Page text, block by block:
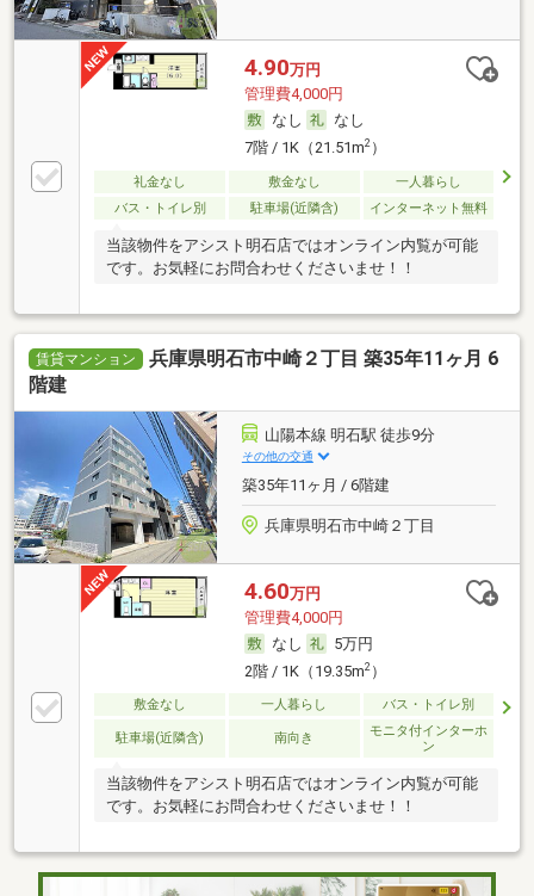
4.90万円
管理費4,000円
なし
なし
7階 / 1K（21.51m2）
礼金なし 敷金なし
一人暮らし
バス・トイレ別
駐車場(近隣含) インターネット無料
当該物件をアシスト明石店ではオンライン内覧が可能
です。お気軽にお問合わせくださいませ！！
賃貸マンション
兵庫県明石市中崎２丁目 築35年11ヶ月 6
階建
山陽本線 明石駅 徒歩9分
その他の交通
築35年11ヶ月 / 6階建
兵庫県明石市中崎２丁目
4.60万円
管理費4,000円
なし
5万円
2階 / 1K（19.35m2）
敷金なし 一人暮らし バス・トイレ別
駐車場(近隣含) 南向き
モニタ付インターホ
ン
当該物件をアシスト明石店ではオンライン内覧が可能
です。お気軽にお問合わせくださいませ！！